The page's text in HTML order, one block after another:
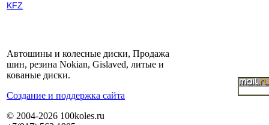
KFZ
Автошины и колесные диски, Продажа
шин, резина Nokian, Gislaved, литые и
кованые диски.
Cоздание и поддержка сайта
© 2004-2026 100koles.ru